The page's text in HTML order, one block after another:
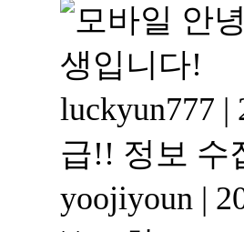
안
생입니다!
luckyun777 |
급!! 정보 수
yoojiyoun |